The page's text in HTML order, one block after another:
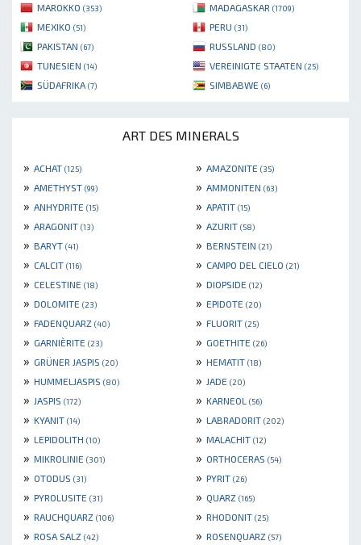
MAROKKO (353) MADAGASKAR (1709)
MEXIKO (51) PERU (31)
PAKISTAN (67) RUSSLAND (80)
TUNESIEN (14) VEREINIGTE STAATEN (25)
SÜDAFRIKA (7) SIMBABWE (6)
ART DES MINERALS
» ACHAT (125) » AMAZONITE (35)
» AMETHYST (99) » AMMONITEN (63)
» ANHYDRITE (15) » APATIT (15)
» ARAGONIT (13) » AZURIT (58)
» BARYT (41) » BERNSTEIN (21)
» CALCIT (116) » CAMPO DEL CIELO (21)
» CELESTINE (18) » DIOPSIDE (12)
» DOLOMITE (23) » EPIDOTE (20)
» FADENQUARZ (40) » FLUORIT (25)
» GARNIÈRITE (23) » GOETHITE (26)
» GRÜNER JASPIS (20) » HEMATIT (18)
» HUMMELJASPIS (80) » JADE (20)
» JASPIS (172) » KARNEOL (56)
» KYANIT (14) » LABRADORIT (202)
» LEPIDOLITH (10) » MALACHIT (12)
» MIKROLINIE (301) » ORTHOCERAS (54)
» OTODUS (31) » PYRIT (26)
» PYROLUSITE (31) » QUARZ (165)
» RAUCHQUARZ (106) » RHODONIT (25)
» ROSA SALZ (42) » ROSENQUARZ (57)